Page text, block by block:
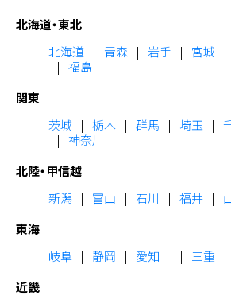
北海道・東北
北海道
青森 岩手 宮城
福島
関東
茨城
栃木 群馬 埼玉
神奈川
北陸・甲信越
新潟
富山 石川 福井
東海
岐阜
静岡 愛知
三重
近畿